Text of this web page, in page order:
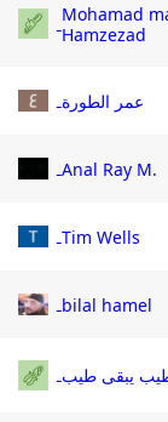
Mohamad
Hamzezad
عمر الطورة
Anal Ray M.
Tim Wells
bilal hamel
يبقى طيب